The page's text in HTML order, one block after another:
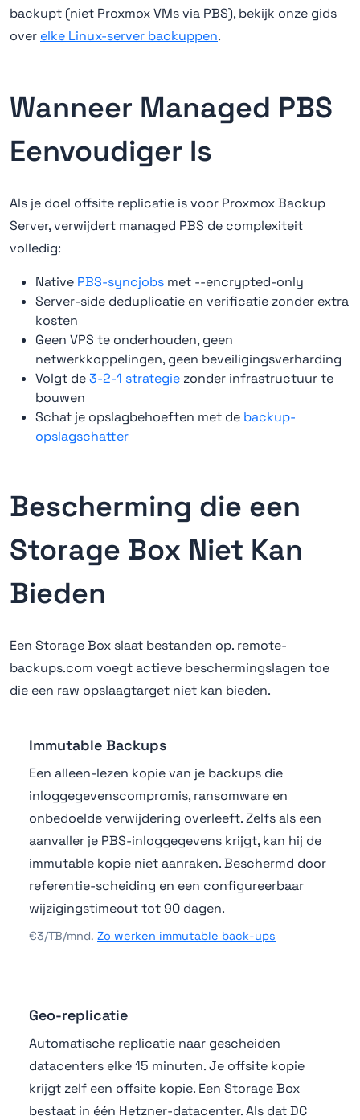
backupt (niet Proxmox VMs via PBS), bekijk onze gids
over elke Linux-server backuppen.
Wanneer Managed PBS
Eenvoudiger Is
Als je doel offsite replicatie is voor Proxmox Backup
Server, verwijdert managed PBS de complexiteit
volledig:
Native PBS-syncjobs met --encrypted-only
Server-side deduplicatie en verificatie zonder extra
kosten
Geen VPS te onderhouden, geen
netwerkkoppelingen, geen beveiligingsverharding
Volgt de3-2-1 strategie zonder infrastructuur te
bouwen
Schat je opslagbehoeften met de backup-
opslagschatter
Bescherming die een
Storage Box Niet Kan
Bieden
Een Storage Box slaat bestanden op. remote-
backups.com voegt actieve beschermingslagen toe
die een raw opslaagtarget niet kan bieden.
Immutable Backups
Een alleen-lezen kopie van je backups die
inloggegevenscompromis, ransomware en
onbedoelde verwijdering overleeft. Zelfs als een
aanvaller je PBS-inloggegevens krijgt, kan hij de
immutable kopie niet aanraken. Beschermd door
referentie-scheiding en een configureerbaar
wijzigingstimeout tot 90 dagen.
€3/TB/mnd. Zo werken immutable back-ups
Geo-replicatie
Automatische replicatie naar gescheiden
datacenters elke 15 minuten. Je offsite kopie
krijgt zelf een offsite kopie. Een Storage Box
bestaat in één Hetzner-datacenter. Als dat DC